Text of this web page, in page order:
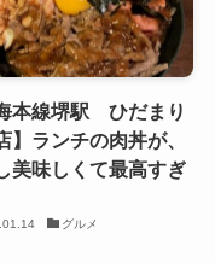
本線堺駅 ひだまり
】ランチの肉丼が、
美味しくて最高すぎ
グルメ